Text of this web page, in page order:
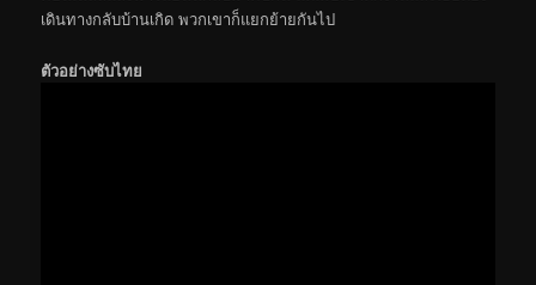
เดินทางกลับบ้านเกิด พวกเขาก็แยกย้ายกันไป
ตัวอย่างซับไทย